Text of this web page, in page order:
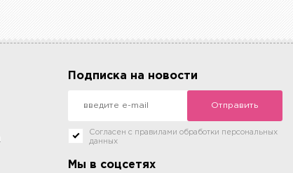
Подписка на новости
Отправить
Согласен с правилами обработки персональных
данных
Мы в соцсетях